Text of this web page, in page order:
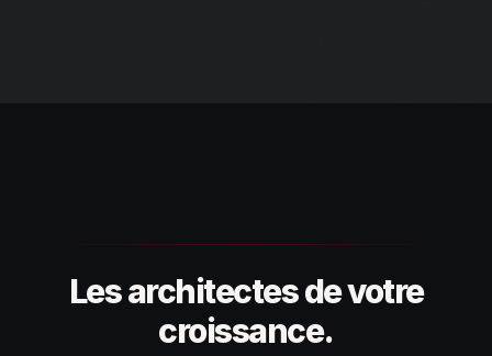
Les architectes de votre
croissance.